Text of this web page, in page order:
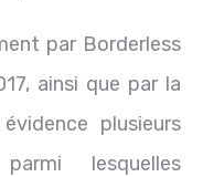
par Borderless
ainsi que par la
plusieurs
lesquelles